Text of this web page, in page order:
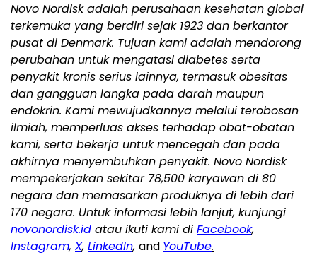
Novo Nordisk adalah perusahaan kesehatan global
terkemuka yang berdiri sejak 1923 dan berkantor
pusat di Denmark. Tujuan kami adalah mendorong
perubahan untuk mengatasi diabetes serta
penyakit kronis serius lainnya, termasuk obesitas
dan gangguan langka pada darah maupun
endokrin. Kami mewujudkannya melalui terobosan
ilmiah, memperluas akses terhadap obat-obatan
kami, serta bekerja untuk mencegah dan pada
akhirnya menyembuhkan penyakit. Novo Nordisk
mempekerjakan sekitar 78,500 karyawan di 80
negara dan memasarkan produknya di lebih dari
170 negara. Untuk informasi lebih lanjut, kunjungi
novonordisk.id atau ikuti kami di Facebook,
Instagram, X, LinkedIn, and YouTube.